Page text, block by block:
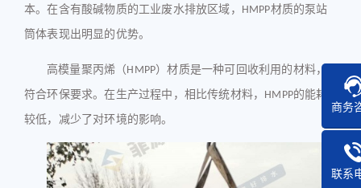
本。在含有酸碱物质的工业废水排放区域，
HMPP材质的泵站
筒体表现出明显的优势。
高模量聚丙烯（ HMPP）材质是一种可回收利用的材料，
符合环保要求。在生产过程中，相比传统材料， HMPP的能耗
较低，减少了对环境的影响。
商务
联系